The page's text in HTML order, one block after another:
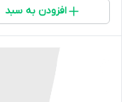
افزودن به سبد